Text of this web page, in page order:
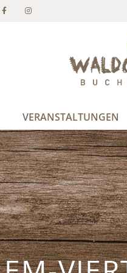
VERANSTALTUNGEN